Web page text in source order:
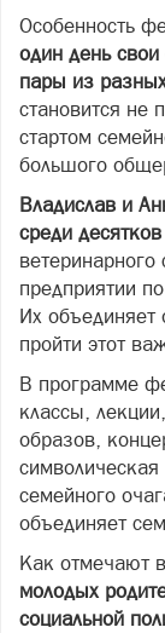
Особенность
один день
пары из
становится не
стартом
большого
Владислав и
среди
ветеринарного
предприятии
Их
пройти этот
В программе
классы,
образов,
семейного
объединяет
Как отмечают
молодых
социальной